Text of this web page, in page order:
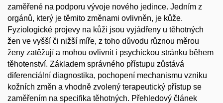
zaměřené na podporu vývoje nového jedince. Jedním z
orgánů, který je těmito změnami ovlivněn, je kůže.
Fyziologické projevy na kůži jsou vyjádřeny u těhotných
žen ve vyšší či nižší míře, z toho důvodu různou měrou
ženy zatěžují a mohou ovlivnit i psychickou stránku během
těhotenství. Základem správného přístupu zůstává
diferenciální diagnostika, pochopení mechanismu vzniku
kožních změn a vhodně zvolený terapeutický přístup se
zaměřením na specifika těhotných. Přehledový článek